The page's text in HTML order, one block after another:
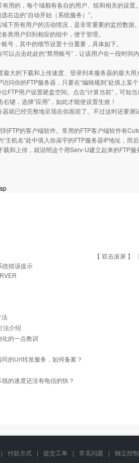
用的，每个域都有各自的用户、组和相关的设置
右边的“自动开始（系统服务）”。
下所有用户的活动情况，是非常重要的监控数据。
类用户归到相应的组中，便于管理。
号，其中的细节设置十分重要，具体如下。
以点击此处的“禁用账号”，让该用户在一段时
大的下载和上传速度、登录到本服务器的最大用
问你的FTP服务器，只要在“编辑规则”处填上某
FTP用户设置硬盘空间。点击“计算当前”，可知
键，选择“应用”，如此才能使设置生效！
就已经完整地呈现在你面前了。不过这时还要测
FTP的客户端软件。常用的FTP客户端软件有
主机名”处中填入你庙宇的FTP服务器IP地址，
和上传，就说明这个用Serv-U建立起来的FTP服
【 双击滚屏 】
统错误提示
法
法介绍
的一点教训
的Url转发服务，如何备案？
的速度还没有电信的快？
| 付款方式 | 提交工单 | 常见问题 |
独立控